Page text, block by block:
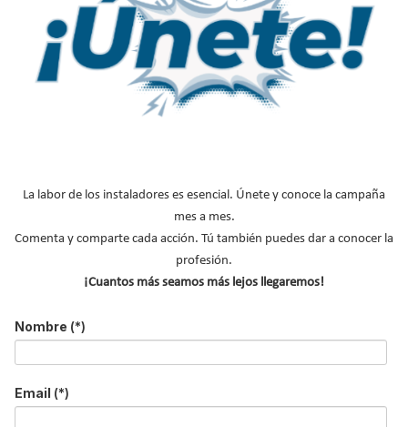
Bosch
Publicado en Calderas 23 Sep 2024
equipo de calefacción que combina la máxima eficiencia en un
La labor de los instaladores es esencial. Únete y conoce la campaña
mes a mes.
Comenta y comparte cada acción. Tú también puedes dar a conocer la
profesión.
¡Cuantos más seamos más lejos llegaremos!
Nombre (*)
Email (*)